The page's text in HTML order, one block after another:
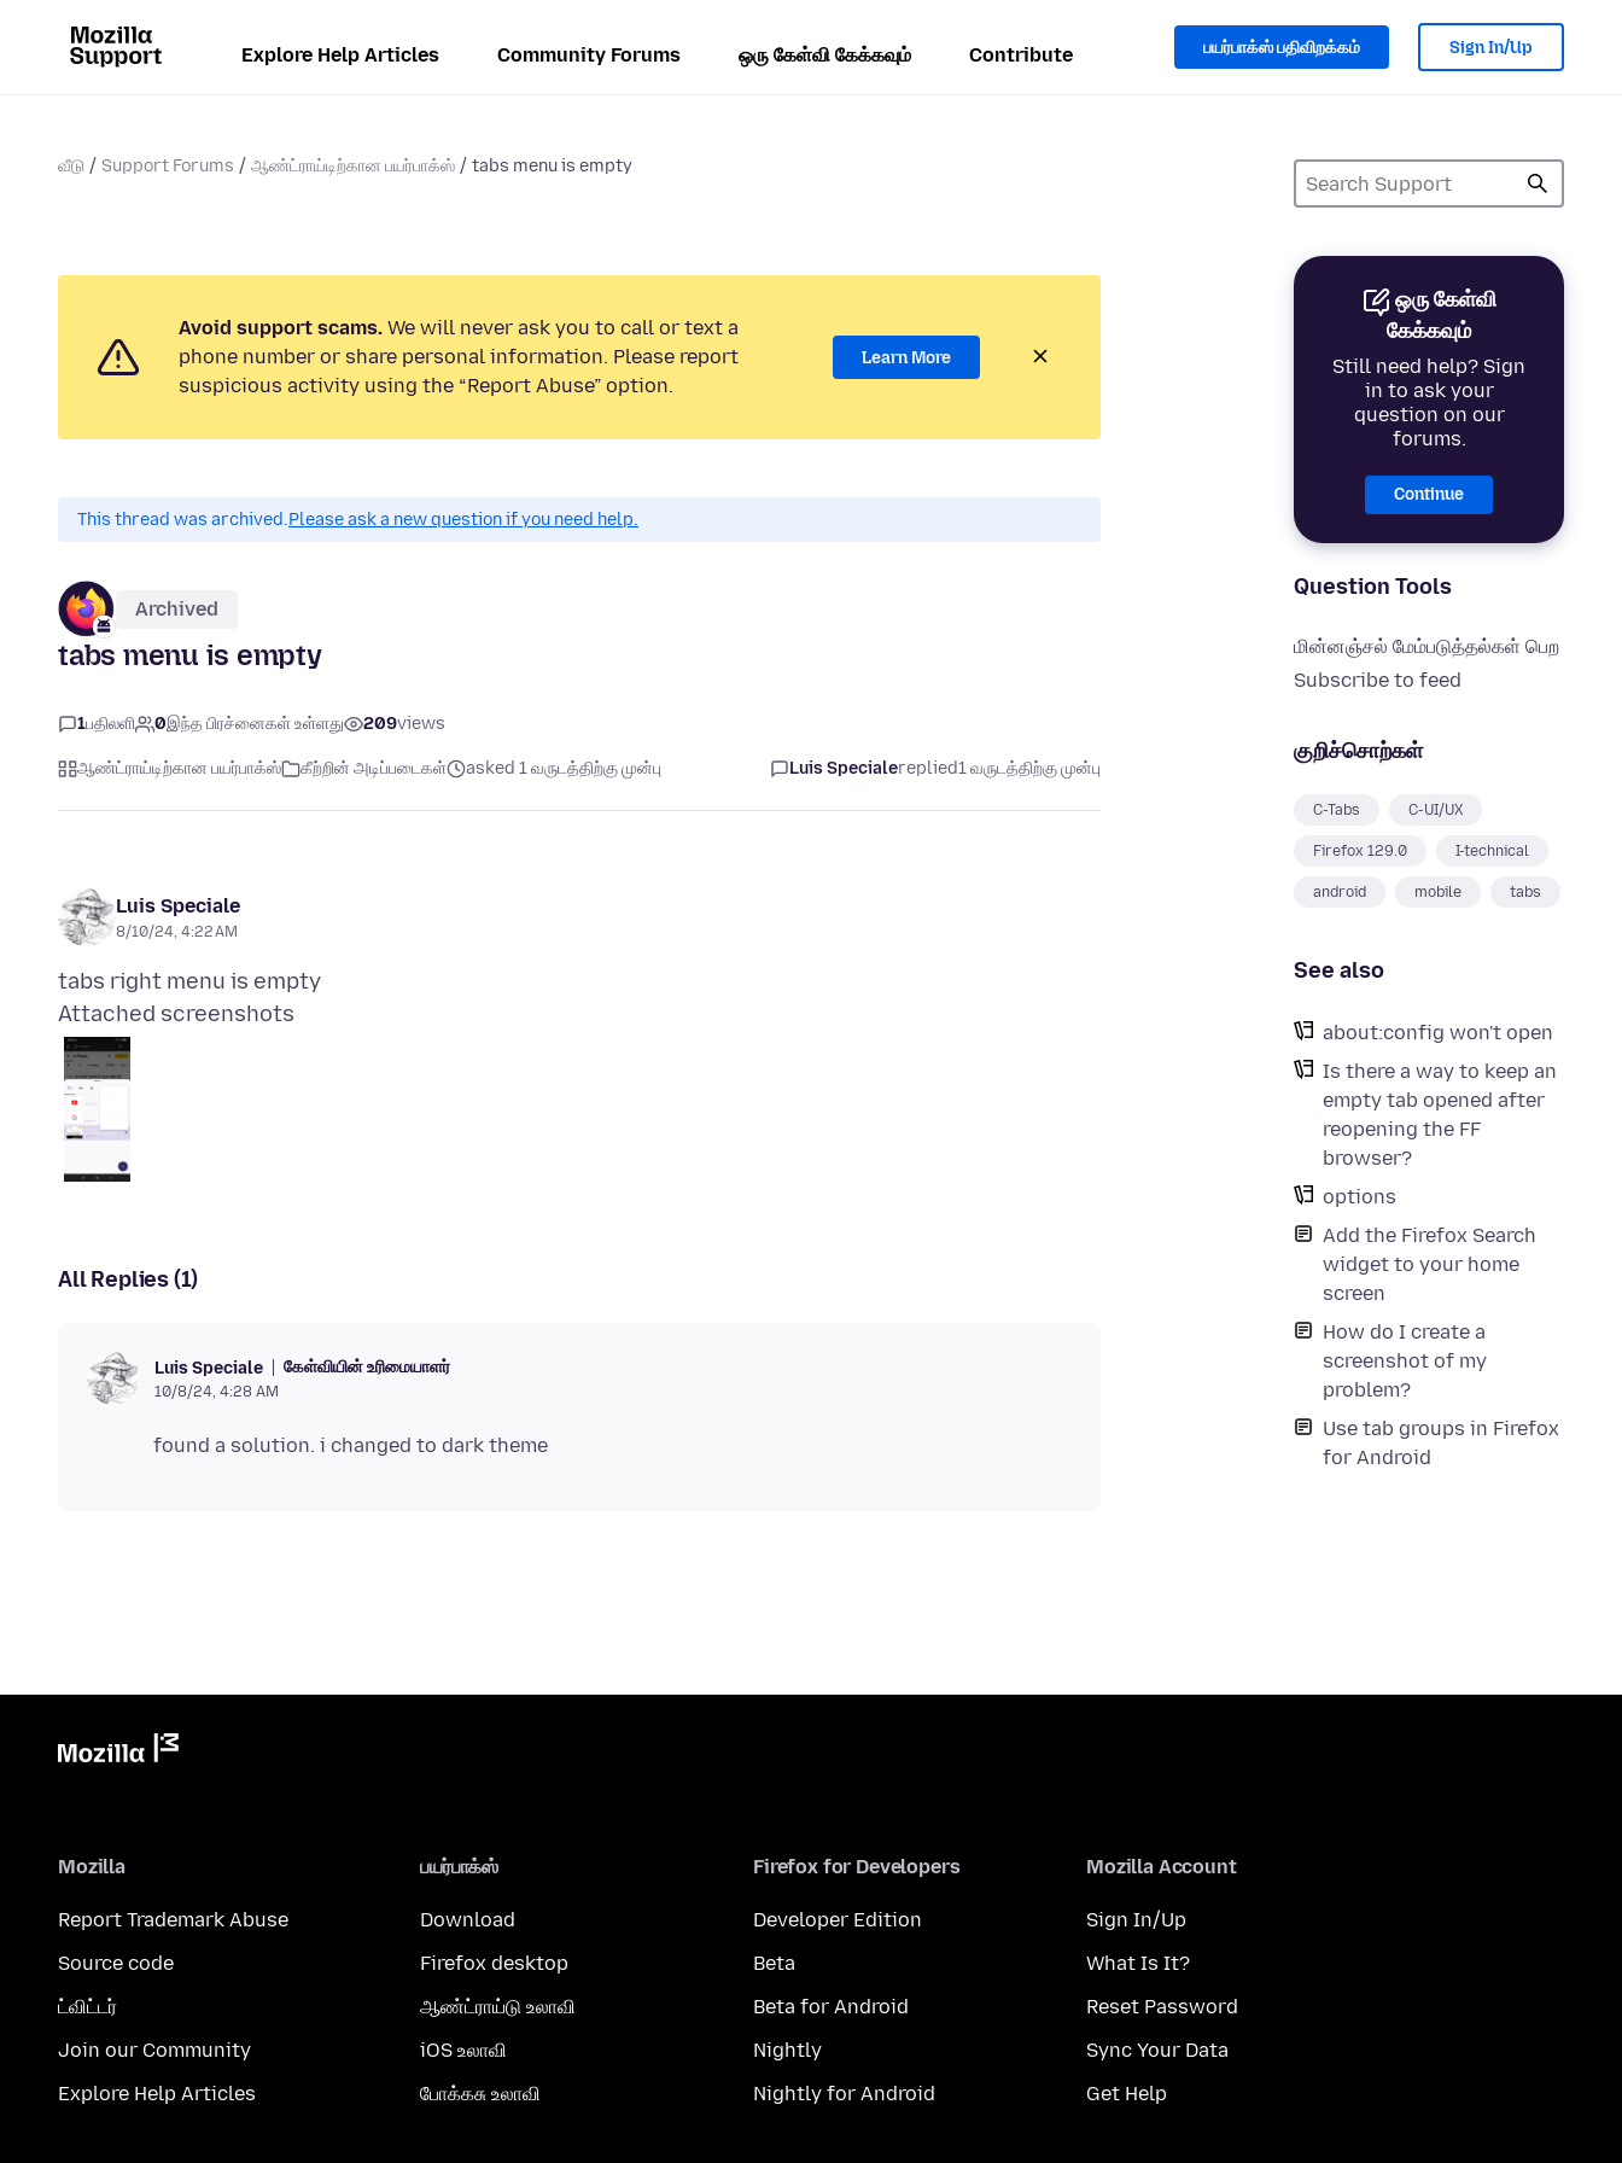
Explore Help Articles Community Forums ஒரு கேள்வி கேக்கவும் Contribute பயர்பாக்ஸ் பதிவிறக்கம் Sign In/Up
வீடு Support Forums ஆண்ட்ராய்டிற்கான பயர்பாக்ஸ் tabs menu is empty
ஒரு கேள்வி
கேக்கவும்
Still need help? Sign
in to ask your
question on our
forums.
Continue
Question Tools
மின்னஞ்சல் மேம்படுத்தல்கள் பெற
Subscribe to feed
குறிச்சொற்கள்
C-Tabs C-UI/UX
Firefox 129.0 I-technical
android mobile tabs
See also
about:config won't open
Is there a way to keep an
empty tab opened after
reopening the FF
browser?
options
Add the Firefox Search
widget to your home
screen
How do I create a
screenshot of my
problem?
Use tab groups in Firefox
for Android
Avoid support scams. We will never ask you to call or text a
phone number or share personal information. Please report
suspicious activity using the “Report Abuse” option.
Learn More
This thread was archived.Please ask a new question if you need help.
Archived
tabs menu is empty
1பதிலளி 0இந்த பிரச்னைகள் உள்ளது 209views
ஆண்ட்ராய்டிற்கான பயர்பாக்ஸ் கீற்றின் அடிப்படைகள் asked 1 வருடத்திற்கு முன்பு Luis Specialereplied1 வருடத்திற்கு முன்பு
Luis Speciale
8/10/24, 4:22 AM
Attached screenshots
All Replies (1)
Luis Speciale கேள்வியின் உரிமையாளர்
10/8/24, 4:28 AM
Mozilla
Report Trademark Abuse
Source code
ட்விட்டர்
Join our Community
Explore Help Articles
பயர்பாக்ஸ்
Download
Firefox desktop
ஆண்ட்ராய்டு உலாவி
iOS உலாவி
போக்கசு உலாவி
Firefox for Developers
Developer Edition
Beta
Beta for Android
Nightly
Nightly for Android
Mozilla Account
Sign In/Up
What Is It?
Reset Password
Sync Your Data
Get Help